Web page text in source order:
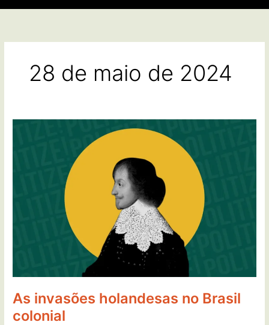
Pesquisar
28 de maio de 2024
As invasões holandesas no Brasil
colonial